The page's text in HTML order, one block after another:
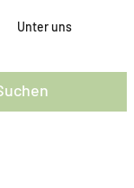
Unter uns